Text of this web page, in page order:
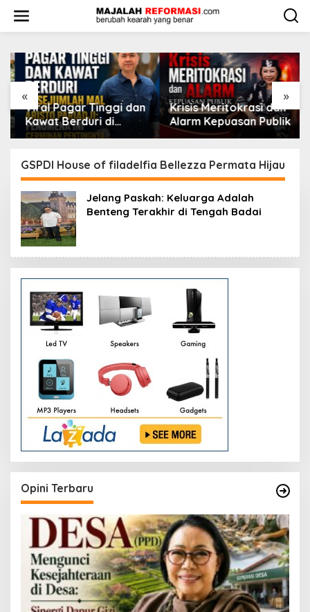
w
« »
Viral Pagar Tinggi dan
Kawat Berduri di
Sejumlah Mal, Aristo
Cerminan Pentingnya
Membangun
Kepercayaan Sosial
​Krisis Meritokrasi dan
Alarm Kepuasan Publik
GSPDI House of filadelfia Bellezza Permata Hijau
Jelang Paskah: Keluarga Adalah
Benteng Terakhir di Tengah Badai
Opini Terbaru